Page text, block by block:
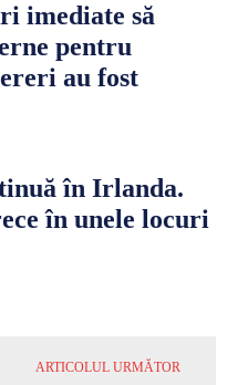
imediate să
pentru
au fost
în Irlanda.
în unele locuri
ARTICOLUL URMĂTOR